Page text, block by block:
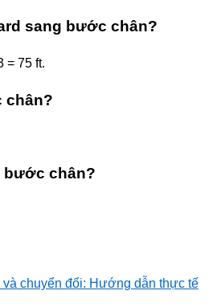
sang bước chân?
= 75 ft.
chân?
bước chân?
chuyển đổi: Hướng dẫn thực tế